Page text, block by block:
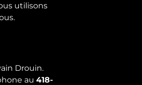
utilisons
Drouin.
au 418-